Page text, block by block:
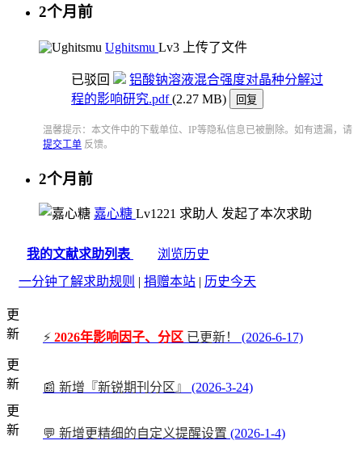
2个月前
Ughitsmu Lv3 上传了文件
已驳回
铝酸钠溶液混合强度对晶种分解过
程的影响研究.pdf(2.27 MB) 回复
温馨提示：本文件中的下载单位、IP等隐私信息已被删除。如有遗漏，请
提交工单 反馈。
2个月前
嘉心糖 Lv1221 求助人 发起了本次求助
我的文献求助列表
浏览历史
一分钟了解求助规则 | 捐赠本站 | 历史今天
更
新
⚡ 2026年影响因子、分区 已更新！
(2026-6-17)
更
新
📰 新增『新锐期刊分区』
(2026-3-24)
更
新
💬 新增更精细的自定义提醒设置 (2026-1-4)